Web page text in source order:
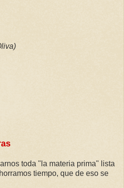
toda "la materia prima" lista
tiempo, que de eso se